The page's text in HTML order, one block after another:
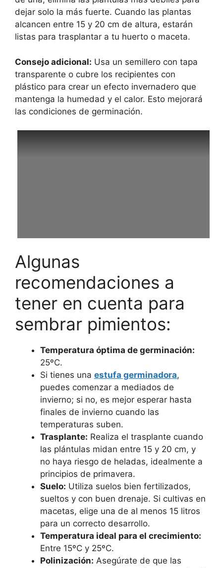
dejar solo la más fuerte. Cuando las plantas
alcancen entre 15 y 20 cm de altura, estarán
listas para trasplantar a tu huerto o maceta.
Consejo adicional: Usa un semillero con tapa
transparente o cubre los recipientes con
plástico para crear un efecto invernadero que
mantenga la humedad y el calor. Esto mejorará
las condiciones de germinación.
Algunas
recomendaciones a
tener en cuenta para
sembrar pimientos:
Temperatura óptima de germinación:
25ºC.
Si tienes una estufa germinadora,
puedes comenzar a mediados de
invierno; si no, es mejor esperar hasta
finales de invierno cuando las
temperaturas suben.
Trasplante: Realiza el trasplante cuando
las plántulas midan entre 15 y 20 cm, y
no haya riesgo de heladas, idealmente a
principios de primavera.
Suelo: Utiliza suelos bien fertilizados,
sueltos y con buen drenaje. Si cultivas en
macetas, elige una de al menos 15 litros
para un correcto desarrollo.
Temperatura ideal para el crecimiento:
Entre 15ºC y 25ºC.
Polinización: Asegúrate de que las